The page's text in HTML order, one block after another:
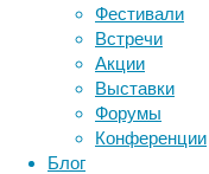
Фестивали
Встречи
Акции
Выставки
Форумы
Конференции
Блог
диабет
второго
типа,
с
сон